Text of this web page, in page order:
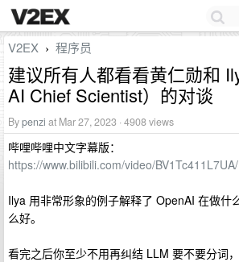
V2EX › 程序员
建议所有人都看看黄仁勋和
AI Chief Scientist）的对谈
Bypenzi at Mar 27, 2023 · 4908 views
哔哩哔哩中文字幕版：
https://www.bilibili.com/video/BV1Tc411L7UA/
Ilya 用非常形象的例子解释了 OpenAI 在做什
么好。
看完之后你至少不用再纠结 LLM 要不要分词